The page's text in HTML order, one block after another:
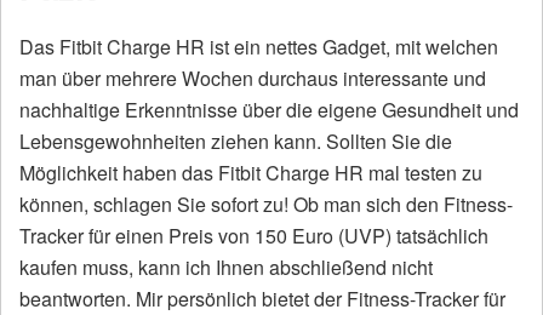
Das Fitbit Charge HR ist ein nettes Gadget, mit welchen
man über mehrere Wochen durchaus interessante und
nachhaltige Erkenntnisse über die eigene Gesundheit und
Lebensgewohnheiten ziehen kann. Sollten Sie die
Möglichkeit haben das Fitbit Charge HR mal testen zu
können, schlagen Sie sofort zu! Ob man sich den Fitness-
Tracker für einen Preis von 150 Euro (UVP) tatsächlich
kaufen muss, kann ich Ihnen abschließend nicht
beantworten. Mir persönlich bietet der Fitness-Tracker für